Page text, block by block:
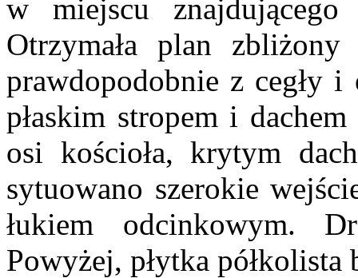
w miejscu
Otrzymała plan
prawdopodobnie z cegły
płaskim stropem i
osi kościoła, krytym
sytuowano szerokie
łukiem odcinkowym.
Powyżej, płytka